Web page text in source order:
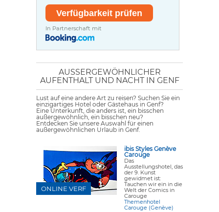
In Partnerschaft mit
AUSSERGEWÖHNLICHER A
UFENTHALT UND NACHT IN GENF
Lust auf eine andere Art zu reisen? Suchen Sie ein
einzigartiges Hotel oder Gästehaus in Genf?
Eine Unterkunft, die anders ist, ein bisschen
außergewöhnlich, ein bisschen neu?
Entdecken Sie unsere Auswahl für einen
außergewöhnlichen Urlaub in Genf.
ibis Styles Genève
Carouge
Das
Ausstellungshotel, das
der 9. Kunst
gewidmet ist:
Tauchen wir ein in die
Welt der Comics in
Carouge
Themenhotel
Carouge (Genève)
ONLINE VERF